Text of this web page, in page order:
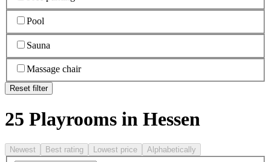
Pool
Sauna
Massage chair
Reset filter
25 Playrooms in Hessen
Newest Best rating Lowest price Alphabetically